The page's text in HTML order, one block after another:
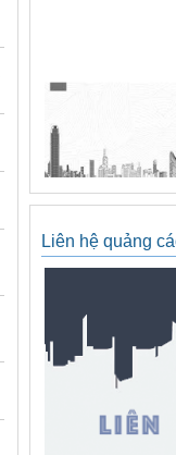
Liên hệ quảng